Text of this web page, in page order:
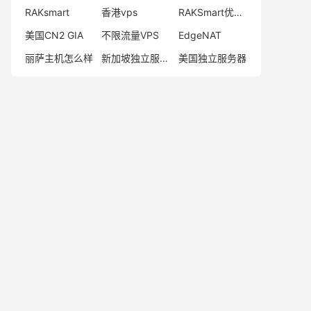
RAKsmart 香港vps
RAKSmart优惠码
美国CN2 GIA
不限流量VPS
EdgeNAT
丽萨主机怎么样
新加坡独立服务器 美国独立服务器